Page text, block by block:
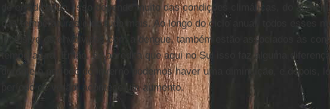
de erradicação. Isso depende muito das condições climáticas, do
das temperaturas e de tudo mais. Ao longo do ciclo anual, todos esses
inclusive os envolvidos com a dengue, também estão associados às
temperatura. Então, se acredita que aqui no Sul isso faz alguma
durante o período do inverno podemos haver uma diminuição, e depois,
período de verão, acontece um aumento.